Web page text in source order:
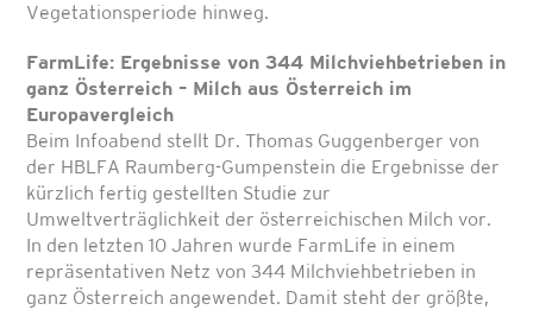
Vegetationsperiode hinweg.
FarmLife: Ergebnisse von 344 Milchviehbetrieben in
ganz Österreich – Milch aus Österreich im
Europavergleich
Beim Infoabend stellt Dr. Thomas Guggenberger von
der HBLFA Raumberg-Gumpenstein die Ergebnisse der
kürzlich fertig gestellten Studie zur
Umweltverträglichkeit der österreichischen Milch vor.
In den letzten 10 Jahren wurde FarmLife in einem
repräsentativen Netz von 344 Milchviehbetrieben in
ganz Österreich angewendet. Damit steht der größte,